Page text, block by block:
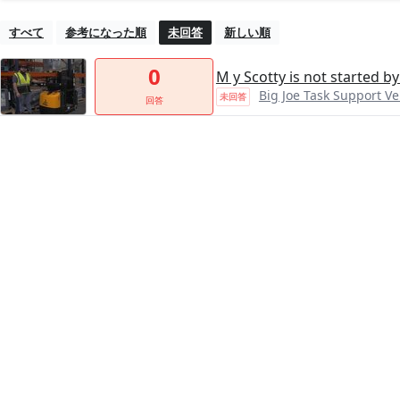
すべて 参考になった順 未回答 新しい順
0
回答
M y Scotty is not started
未回答 Big Joe Task Support